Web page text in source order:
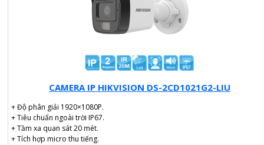
CAMERA IP HIKVISION DS-2CD1021G2-LIU
+ Độ phân giải 1920×1080P.
+ Tiêu chuẩn ngoài trời IP67.
+ Tầm xa quan sát 20 mét.
+ Tích hợp micro thu tiếng.